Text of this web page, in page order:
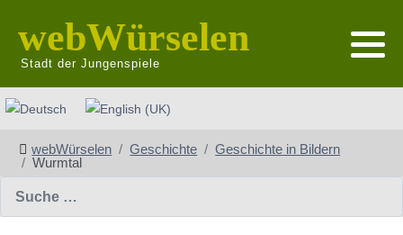
webWürselen
Stadt der Jungenspiele
Sprache auswählen
webWürselen Geschichte
Geschichte in Bildern
Wurmtal